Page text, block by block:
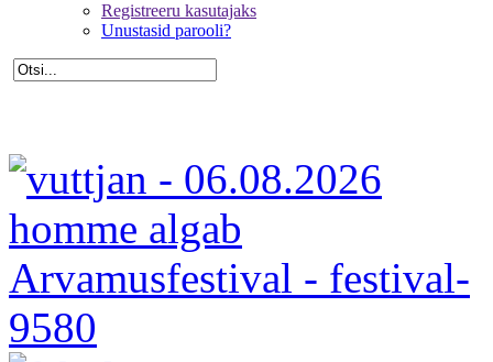
Registreeru kasutajaks
Unustasid parooli?